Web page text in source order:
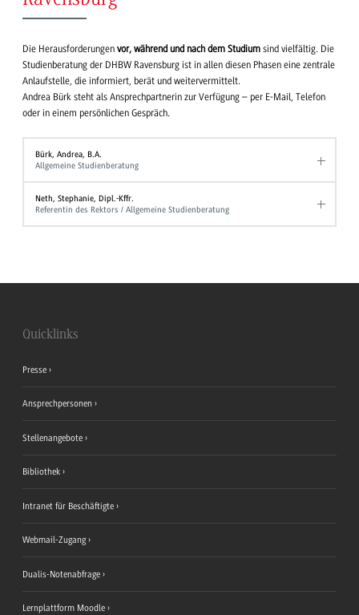
Die Herausforderungen vor, während und nach dem Studium sind vielfältig. Die
Studienberatung der DHBW Ravensburg ist in allen diesen Phasen eine zentrale
Anlaufstelle, die informiert, berät und weitervermittelt.
Andrea Bürk steht als Ansprechpartnerin zur Verfügung – per E-Mail, Telefon
oder in einem persönlichen Gespräch.
Bürk, Andrea, B.A.
Allgemeine Studienberatung
Neth, Stephanie, Dipl.-Kffr.
Referentin des Rektors / Allgemeine Studienberatung
Quicklinks
Presse
Ansprechpersonen
Stellenangebote
Bibliothek
Intranet für Beschäftigte
Webmail-Zugang
Dualis-Notenabfrage
Lernplattform Moodle